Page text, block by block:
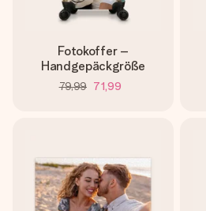
Fotokoffer –
Handgepäckgröße
79,99 71,99